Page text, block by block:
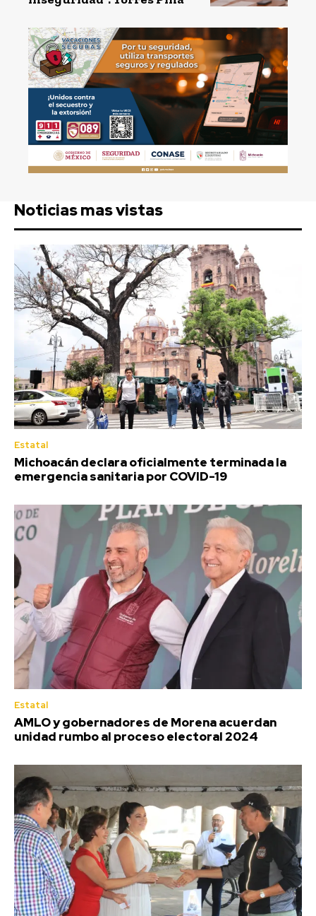
Noticias mas vistas
Estatal
Michoacán declara oficialmente terminada la
emergencia sanitaria por COVID-19
Estatal
AMLO y gobernadores de Morena acuerdan
unidad rumbo al proceso electoral 2024